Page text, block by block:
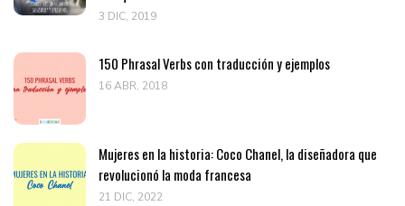
3 DIC, 2019
150 Phrasal Verbs con traducción y ejemplos
16 ABR, 2018
Mujeres en la historia: Coco Chanel, la diseñadora que
revolucionó la moda francesa
21 DIC, 2022